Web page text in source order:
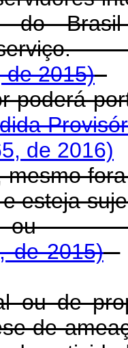
do
em
de 2015)
de 2016)
mesmo
esteja
de 2015)
ou de
de